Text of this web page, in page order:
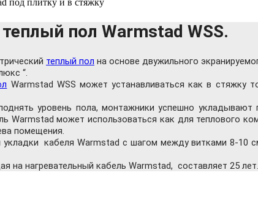
пол Warmstad WSS.
теплый пол на основе двужильного
“.
Warmstad WSS может устанавливаться как в стяжку
уровень пола, монтажники успешно
Warmstad может использоваться как для теплового
помещения.
кабеля Warmstad с шагом между витками 8-10
на нагревательный кабель Warmstad, составляет 25 лет.